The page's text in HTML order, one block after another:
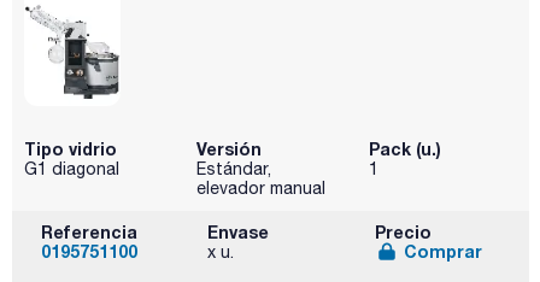
Tipo vidrio
G1 diagonal
Versión
Estándar,
elevador manual
Pack (u.)
1
Referencia
0195751100
Envase
x u.
Precio
Comprar